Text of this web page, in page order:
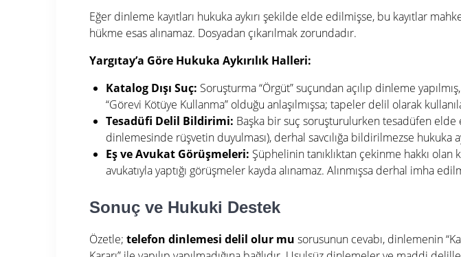
Eğer dinleme kayıtları hukuka aykırı şekilde elde edilmişse, bu kayıtlar
hükme esas alınamaz. Dosyadan çıkarılmak zorundadır.
Yargıtay’a Göre Hukuka Aykırılık Halleri:
Katalog Dışı Suç: Soruşturma “Örgüt” suçundan açılıp dinleme
“Görevi Kötüye Kullanma” olduğu anlaşılmışsa; tapeler delil olarak
Tesadüfi Delil Bildirimi: Başka bir suç soruşturulurken tesadüfen
dinlemesinde rüşvetin duyulması), derhal savcılığa bildirilmezse hukuka
Eş ve Avukat Görüşmeleri: Şüphelinin tanıklıktan çekinme hakkı olan
avukatıyla yaptığı görüşmeler kayda alınamaz.Alınmışsa derhal imha
Sonuç ve Hukuki Destek
Özetle;telefon dinlemesi delil olur mu sorusunun cevabı, dinlemenin